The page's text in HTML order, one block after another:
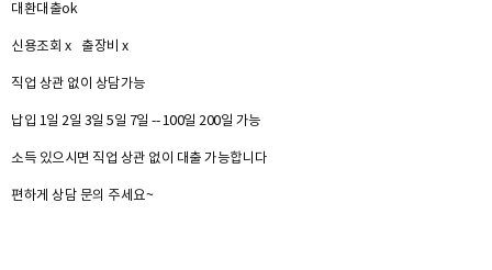
대환대출ok
신용조회 x 출장비 x
직업 상관 없이 상담가능
납입 1일 2일 3일 5일 7일 -- 100일 200일 가능
소득 있으시면 직업 상관 없이 대출 가능합니다
편하게 상담 문의 주세요~